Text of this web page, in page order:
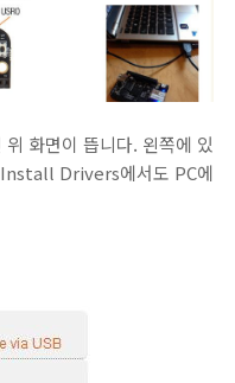
화면이 뜹니다. 왼쪽에 있
Drivers에서도 PC에